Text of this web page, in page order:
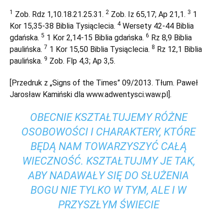
1 Zob. Rdz 1,10.18.21.25.31. 2 Zob. Iz 65,17; Ap 21,1. 3 1
Kor 15,35-38 Biblia Tysiąclecia. 4Wersety 42-44 Biblia
gdańska. 5 1 Kor 2,14-15 Biblia gdańska. 6 Rz 8,9 Biblia
paulińska. 7 1 Kor 15,50 Biblia Tysiąclecia. 8 Rz 12,1 Biblia
paulińska. 9 Zob. Flp 4,3; Ap 3,5.
[Przedruk z „Signs of the Times” 09/2013. Tłum. Paweł
Jarosław Kamiński dla www.adwentysci.waw.pl].
OBECNIE KSZTAŁTUJEMY RÓŻNE
OSOBOWOŚCI I CHARAKTERY, KTÓRE
BĘDĄ NAM TOWARZYSZYĆ CAŁĄ
WIECZNOŚĆ. KSZTAŁTUJMY JE TAK,
ABY NADAWAŁY SIĘ DO SŁUŻENIA
BOGU NIE TYLKO W TYM, ALE I W
PRZYSZŁYM ŚWIECIE